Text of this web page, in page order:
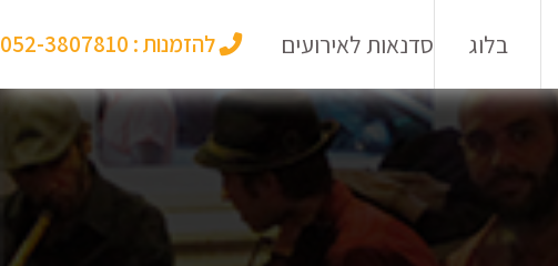
בלוג סדנאות לאירועים להזמנות :